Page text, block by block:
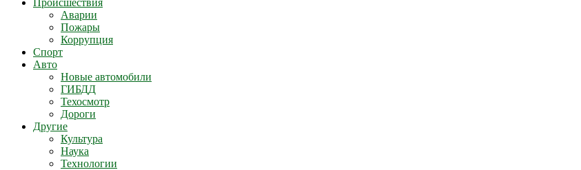
Происшествия
Аварии
Пожары
Коррупция
Спорт
Авто
Новые автомобили
ГИБДД
Техосмотр
Дороги
Другие
Культура
Наука
Технологии